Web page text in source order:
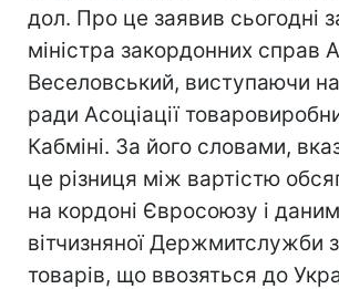
дол. Про це заявив сьогодні
міністра закордонних справ
Веселовський, виступаючи на
ради Асоціації
Кабміні. За його словами,
це різниця між вартістю
на кордоні Євросоюзу і
вітчизняної Держмитслужби
товарів, що ввозяться до